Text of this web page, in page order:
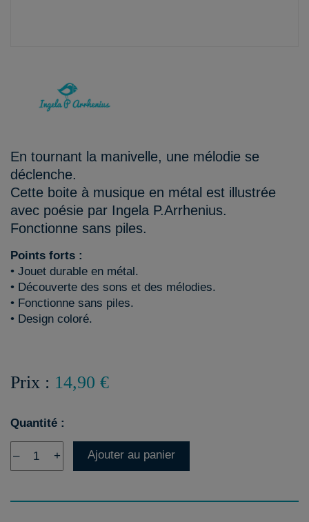
En tournant la manivelle, une mélodie se
déclenche.
Cette boite à musique en métal est illustrée
avec poésie par Ingela P.Arrhenius.
Fonctionne sans piles.
Points forts :
• Jouet durable en métal.
• Découverte des sons et des mélodies.
• Fonctionne sans piles.
• Design coloré.
Prix : 14,90 €
Quantité :
– + Ajouter au panier